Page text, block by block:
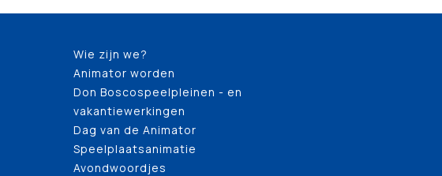
Wie zijn we?
Animator worden
Don Boscospeelpleinen - en
vakantiewerkingen
Dag van de Animator
Speelplaatsanimatie
Avondwoordjes